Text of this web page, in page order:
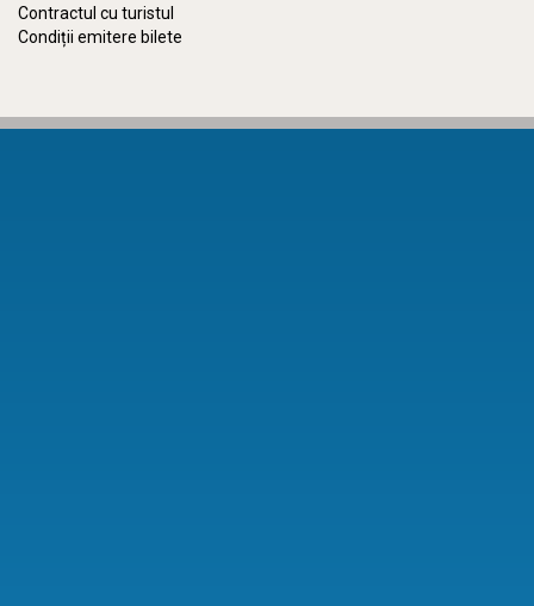
Contractul cu turistul
Condiții emitere bilete